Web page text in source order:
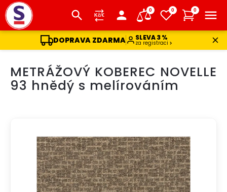
DOPRAVA ZDARMA SLEVA 3 %
za registraci
0 0 0
obsahMETRÁŽOVÝ KOBEREC NOVELLE
93 hnědý s melírováním